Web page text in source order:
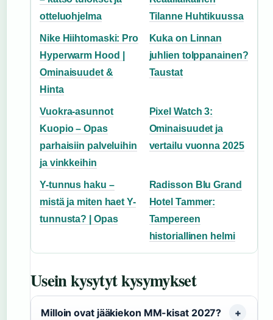
otteluohjelma
Tilanne Huhtikuussa
Nike Hiihtomaski: Pro
Hyperwarm Hood |
Ominaisuudet &
Hinta
Kuka on Linnan
juhlien tolppanainen?
Taustat
Vuokra-asunnot
Kuopio – Opas
parhaisiin palveluihin
ja vinkkeihin
Pixel Watch 3:
Ominaisuudet ja
vertailu vuonna 2025
Y-tunnus haku –
mistä ja miten haet Y-
tunnusta? | Opas
Radisson Blu Grand
Hotel Tammer:
Tampereen
historiallinen helmi
Usein kysytyt kysymykset
Milloin ovat jääkiekon MM-kisat 2027?